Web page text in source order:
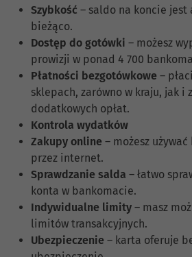
Szybkość – saldo na koncie jest
bieżąco.
Dostęp do gotówki – możesz
prowizji w ponad 4 700
Płatności bezgotówkowe –
sklepach, zarówno w kraju, jak i
dodatkowych opłat.
Kontrola wydatków
Zakupy online – możesz
przez internet.
Sprawdzanie salda – łatwo
konta w bankomacie.
Indywidualne limity – masz
limitów transakcyjnych.
Ubezpieczenie – karta oferuje